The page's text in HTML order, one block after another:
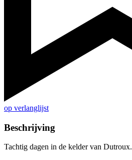
op verlanglijst
Beschrijving
Tachtig dagen in de kelder van Dutroux.